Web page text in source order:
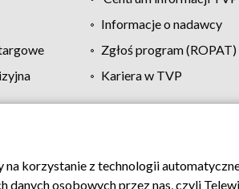
Informacje o nadawcy
Zgłoś program (ROPAT)
Kariera w TVP
prywatności Moje zgody
korzystanie z technologii
osobowych przez nas, czyli